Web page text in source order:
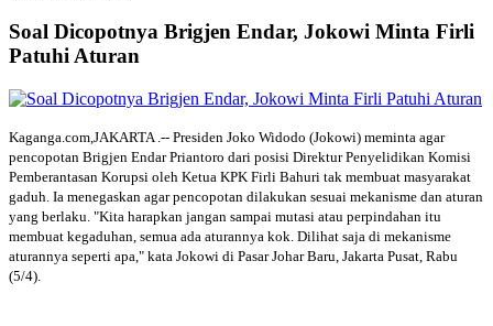
Soal Dicopotnya Brigjen Endar, Jokowi Minta Firli
Patuhi Aturan
Kaganga.com,JAKARTA .-- Presiden Joko Widodo (Jokowi) meminta agar
pencopotan Brigjen Endar Priantoro dari posisi Direktur Penyelidikan Komisi
Pemberantasan Korupsi oleh Ketua KPK Firli Bahuri tak membuat masyarakat
gaduh. Ia menegaskan agar pencopotan dilakukan sesuai mekanisme dan aturan
yang berlaku. "Kita harapkan jangan sampai mutasi atau perpindahan itu
membuat kegaduhan, semua ada aturannya kok. Dilihat saja di mekanisme
aturannya seperti apa," kata Jokowi di Pasar Johar Baru, Jakarta Pusat, Rabu
(5/4).